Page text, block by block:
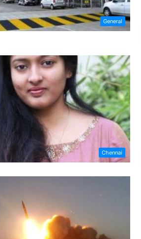
General
Chennai